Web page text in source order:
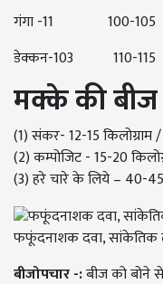
गंगा -11 100-105
डेक्कन-103 110-
मक्केकीबीज
(1) संकर- 12-15 किलोग्राम
(2) कम्पोजिट - 15-20
(3) हरे चारे के लिये – 40-
फफूंदनाशक दवा, सांकेतिक
बीजोपचार-:बीज को बोने